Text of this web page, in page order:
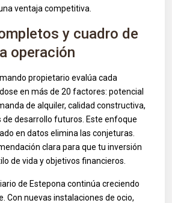
ventaja competitiva.
y cuadro de
operación
propietario evalúa cada
en más de 20 factores: potencial
de alquiler, calidad constructiva,
de desarrollo futuros. Este enfoque
en datos elimina las conjeturas.
clara para que tu inversión
de vida y objetivos financieros.
de Estepona continúa creciendo
Con nuevas instalaciones de ocio,